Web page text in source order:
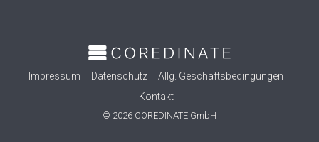
Impressum Datenschutz
Allg. Geschäftsbedingungen
Kontakt
© 2026 COREDINATE GmbH